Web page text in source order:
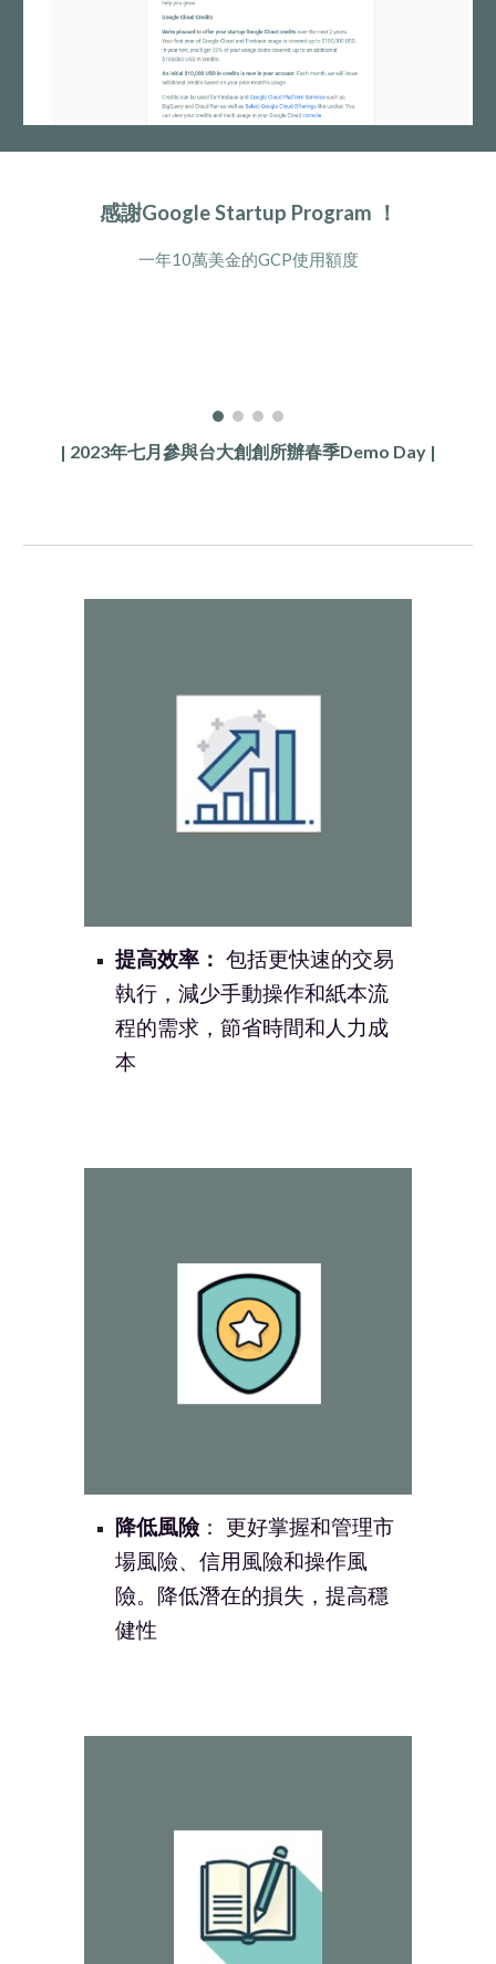
感謝Google Startup Program ！
一年10萬美金的GCP使用額度
| 2023年七月參與台大創創所辦春季Demo Day |
提高效率：包括更快速的交易
執行，減少手動操作和紙本流
程的需求，節省時間和人力成
本
降低風險： 更好掌握和管理市
場風險、信用風險和操作風
險。降低潛在的損失，提高穩
健性